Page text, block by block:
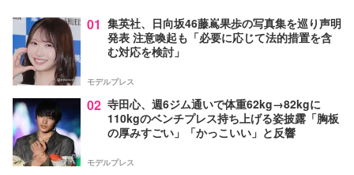
01 集英社、日向坂46藤嶌果歩の写真集を巡り声明
発表 注意喚起も「必要に応じて法的措置を含
む対応を検討」
モデルプレス
02 寺田心、週6ジム通いで体重62kg→82kgに
110kgのベンチプレス持ち上げる姿披露「胸板
の厚みすごい」「かっこいい」と反響
モデルプレス